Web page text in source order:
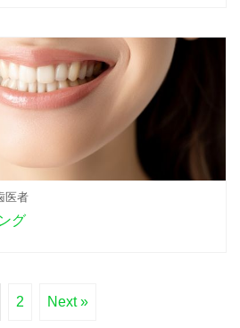
医者
グ
2 Next »